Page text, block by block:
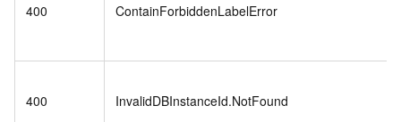
400 ContainForbiddenLabelError
400 InvalidDBInstanceId.NotFound